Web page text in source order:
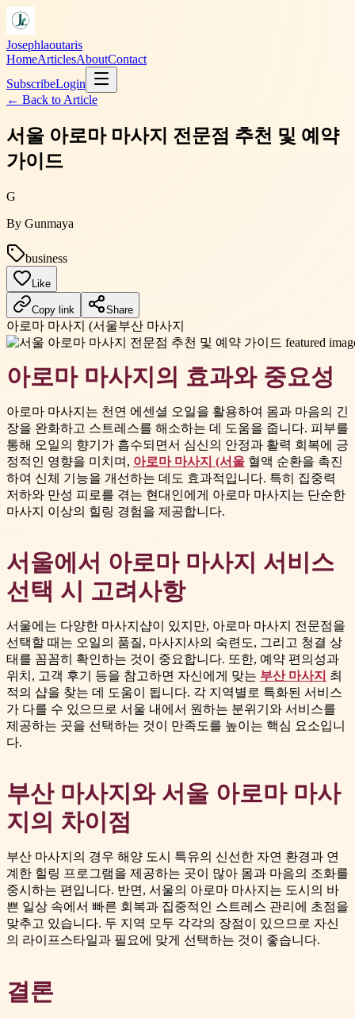
Josephlaoutaris
HomeArticlesAboutContact
SubscribeLogin
← Back to Article
서울 아로마 마사지 전문점 추천 및 예약
가이드
G
By Gunmaya
business
Like
Copy link Share
아로마 마사지 (서울부산 마사지
아로마 마사지의 효과와 중요성
아로마 마사지는 천연 에센셜 오일을 활용하여 몸과 마음의 긴
장을 완화하고 스트레스를 해소하는 데 도움을 줍니다. 피부를
통해 오일의 향기가 흡수되면서 심신의 안정과 활력 회복에 긍
정적인 영향을 미치며, 아로마 마사지 (서울 혈액 순환을 촉진
하여 신체 기능을 개선하는 데도 효과적입니다. 특히 집중력
저하와 만성 피로를 겪는 현대인에게 아로마 마사지는 단순한
마사지 이상의 힐링 경험을 제공합니다.
서울에서 아로마 마사지 서비스
선택 시 고려사항
서울에는 다양한 마사지샵이 있지만, 아로마 마사지 전문점을
선택할 때는 오일의 품질, 마사지사의 숙련도, 그리고 청결 상
태를 꼼꼼히 확인하는 것이 중요합니다. 또한, 예약 편의성과
위치, 고객 후기 등을 참고하면 자신에게 맞는 부산 마사지 최
적의 샵을 찾는 데 도움이 됩니다. 각 지역별로 특화된 서비스
가 다를 수 있으므로 서울 내에서 원하는 분위기와 서비스를
제공하는 곳을 선택하는 것이 만족도를 높이는 핵심 요소입니
다.
부산 마사지와 서울 아로마 마사
지의 차이점
부산 마사지의 경우 해양 도시 특유의 신선한 자연 환경과 연
계한 힐링 프로그램을 제공하는 곳이 많아 몸과 마음의 조화를
중시하는 편입니다. 반면, 서울의 아로마 마사지는 도시의 바
쁜 일상 속에서 빠른 회복과 집중적인 스트레스 관리에 초점을
맞추고 있습니다. 두 지역 모두 각각의 장점이 있으므로 자신
의 라이프스타일과 필요에 맞게 선택하는 것이 좋습니다.
결론